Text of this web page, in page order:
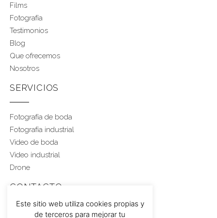
Films
Fotografía
Testimonios
Blog
Que ofrecemos
Nosotros
SERVICIOS
Fotografía de boda
Fotografía industrial
Video de boda
Video industrial
Drone
CONTACTO
Rubén 617 459 543
Este sitio web utiliza cookies propias y
de terceros para mejorar tu